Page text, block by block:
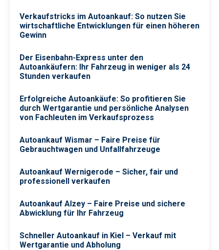
Verkaufstricks im Autoankauf: So nutzen Sie
wirtschaftliche Entwicklungen für einen höheren
Gewinn
Der Eisenbahn-Express unter den
Autoankäufern: Ihr Fahrzeug in weniger als 24
Stunden verkaufen
Erfolgreiche Autoankäufe: So profitieren Sie
durch Wertgarantie und persönliche Analysen
von Fachleuten im Verkaufsprozess
Autoankauf Wismar – Faire Preise für
Gebrauchtwagen und Unfallfahrzeuge
Autoankauf Wernigerode – Sicher, fair und
professionell verkaufen
Autoankauf Alzey – Faire Preise und sichere
Abwicklung für Ihr Fahrzeug
Schneller Autoankauf in Kiel – Verkauf mit
Wertgarantie und Abholung